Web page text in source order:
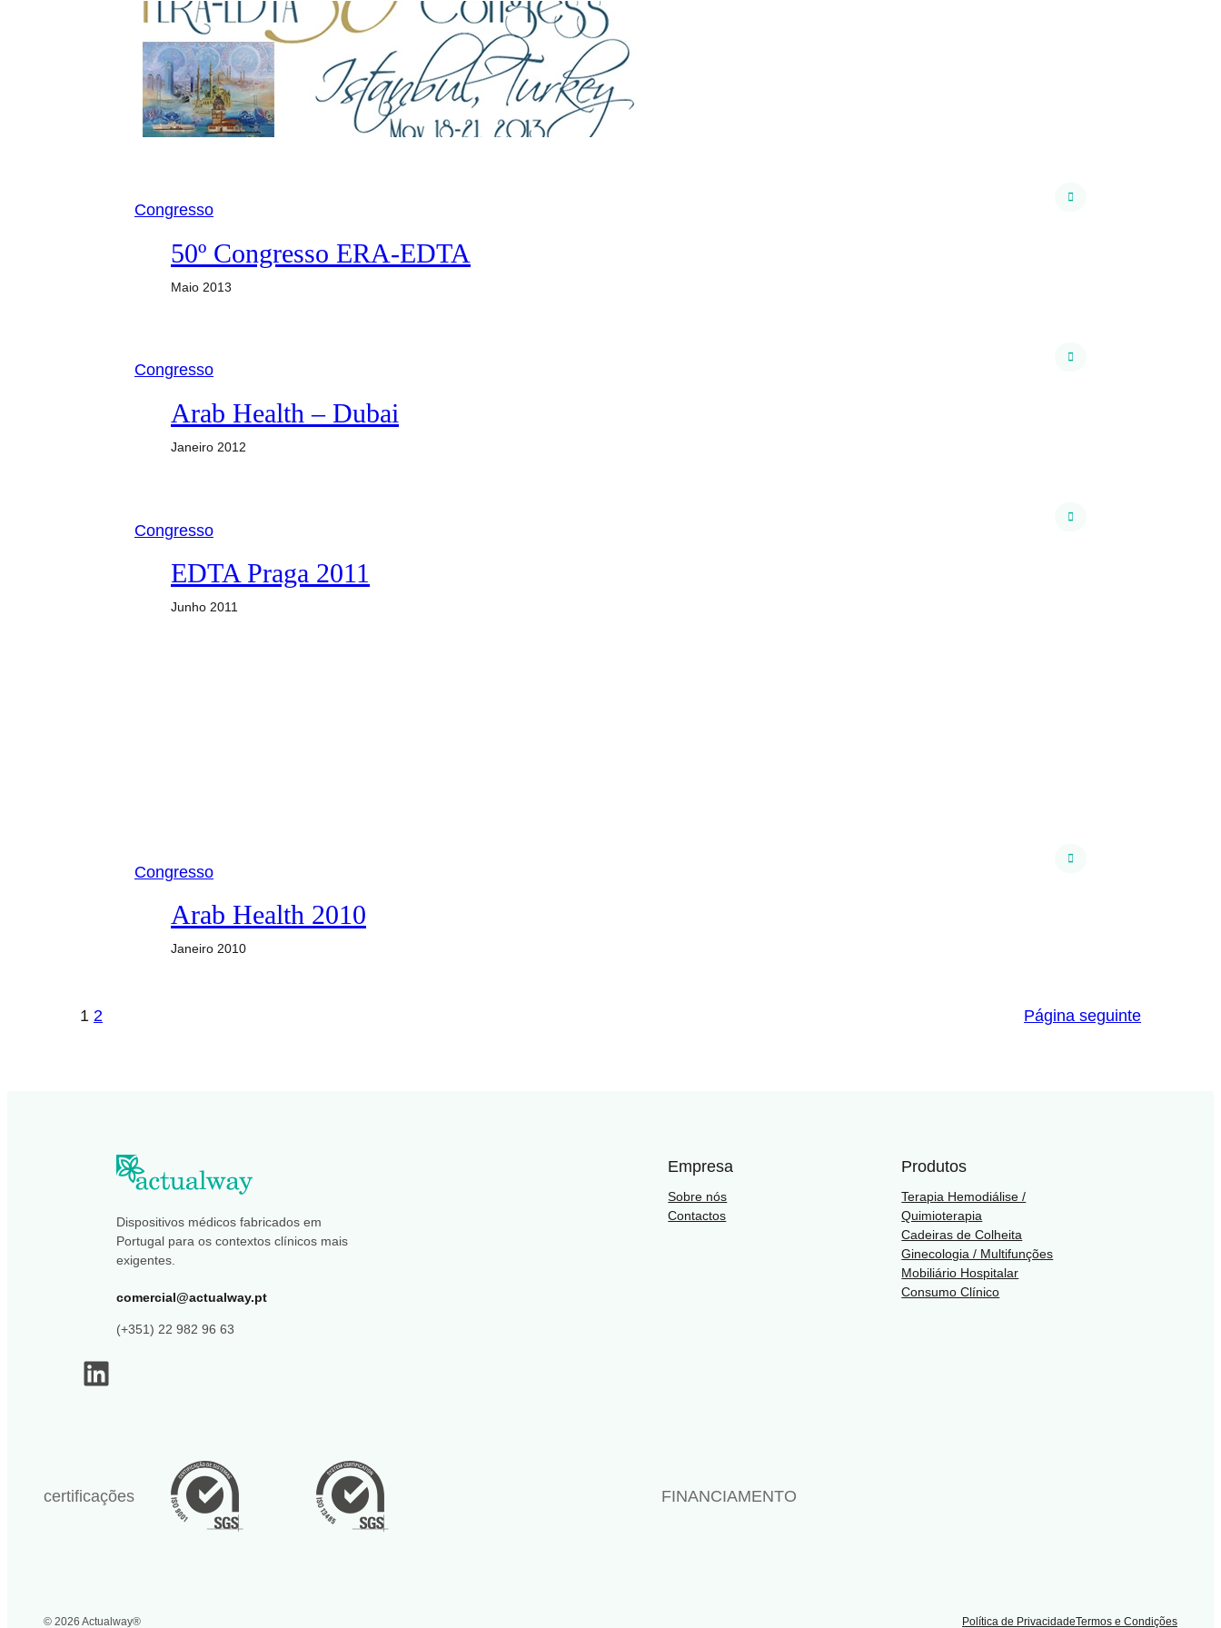
Congresso
50º Congresso ERA-EDTA
Maio 2013
Congresso
Arab Health – Dubai
Janeiro 2012
Congresso
EDTA Praga 2011
Junho 2011
Congresso
Arab Health 2010
Janeiro 2010
1 2 Página seguinte
Dispositivos médicos fabricados em
Portugal para os contextos clínicos mais
exigentes.
comercial@actualway.pt
(+351) 22 982 96 63
LinkedIn
Empresa
Sobre nós
Contactos
Produtos
Terapia Hemodiálise /
Quimioterapia
Cadeiras de Colheita
Ginecologia / Multifunções
Mobiliário Hospitalar
Consumo Clínico
certificações FINANCIAMENTO
© 2026 Actualway® Política de PrivacidadeTermos e Condições